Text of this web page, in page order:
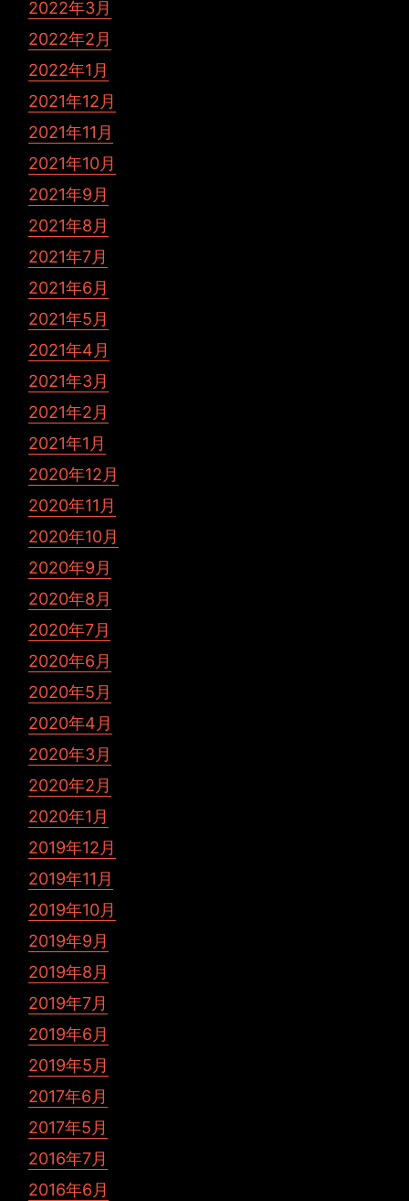
2022年3月
2022年2月
2022年1月
2021年12月
2021年11月
2021年10月
2021年9月
2021年8月
2021年7月
2021年6月
2021年5月
2021年4月
2021年3月
2021年2月
2021年1月
2020年12月
2020年11月
2020年10月
2020年9月
2020年8月
2020年7月
2020年6月
2020年5月
2020年4月
2020年3月
2020年2月
2020年1月
2019年12月
2019年11月
2019年10月
2019年9月
2019年8月
2019年7月
2019年6月
2019年5月
2017年6月
2017年5月
2016年7月
2016年6月